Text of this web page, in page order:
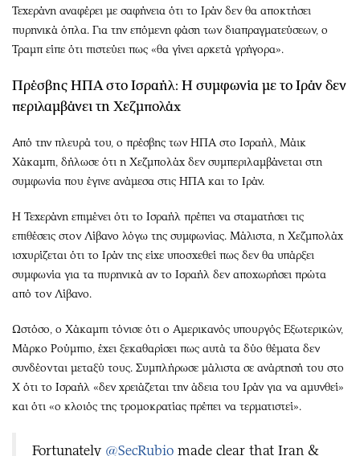
Τεχεράνη αναφέρει με σαφήνεια ότι το Ιράν δεν θα αποκτήσει
πυρηνικά όπλα. Για την επόμενη φάση των διαπραγματεύσεων, ο
Τραμπ είπε ότι πιστεύει πως «θα γίνει αρκετά γρήγορα».
Πρέσβης ΗΠΑ στο Ισραήλ: Η συμφωνία με το Ιράν δεν
περιλαμβάνει τη Χεζμπολάχ
Από την πλευρά του, ο πρέσβης των ΗΠΑ στο Ισραήλ, Μάικ
Χάκαμπι, δήλωσε ότι η Χεζμπολάχ δεν συμπεριλαμβάνεται στη
συμφωνία που έγινε ανάμεσα στις ΗΠΑ και το Ιράν.
Η Τεχεράνη επιμένει ότι το Ισραήλ πρέπει να σταματήσει τις
επιθέσεις στον Λίβανο λόγω της συμφωνίας. Μάλιστα, η Χεζμπολάχ
ισχυρίζεται ότι το Ιράν της είχε υποσχεθεί πως δεν θα υπάρξει
συμφωνία για τα πυρηνικά αν το Ισραήλ δεν αποχωρήσει πρώτα
από τον Λίβανο.
Ωστόσο, ο Χάκαμπι τόνισε ότι ο Αμερικανός υπουργός Εξωτερικών,
Μάρκο Ρούμπιο, έχει ξεκαθαρίσει πως αυτά τα δύο θέματα δεν
συνδέονται μεταξύ τους. Συμπλήρωσε μάλιστα σε ανάρτησή του στο
X ότι το Ισραήλ «δεν χρειάζεται την άδεια του Ιράν για να αμυνθεί»
και ότι «ο κλοιός της τρομοκρατίας πρέπει να τερματιστεί».
Fortunately @SecRubio made clear that Iran &